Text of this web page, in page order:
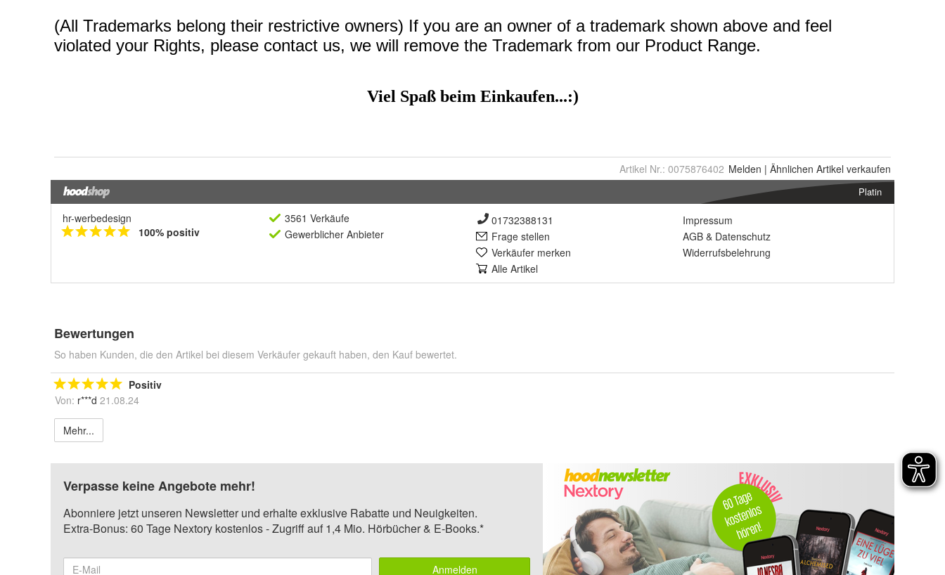
Artikel Nr.: 0075876402 Melden | Ähnlichen Artikel verkaufen
Platin
hr-werbedesign
100% positiv
3561 Verkäufe
Gewerblicher Anbieter
01732388131
Frage stellen
Verkäufer merken
Alle Artikel
Impressum
AGB & Datenschutz
Widerrufsbelehrung
Bewertungen
So haben Kunden, die den Artikel bei diesem Verkäufer gekauft haben, den Kauf bewertet.
Positiv
Von: r***d 21.08.24
Mehr...
Verpasse keine Angebote mehr!
Abonniere jetzt unseren Newsletter und erhalte exklusive Rabatte und Neuigkeiten.
Extra-Bonus: 60 Tage Nextory kostenlos - Zugriff auf 1,4 Mio. Hörbücher & E-Books.*
Anmelden